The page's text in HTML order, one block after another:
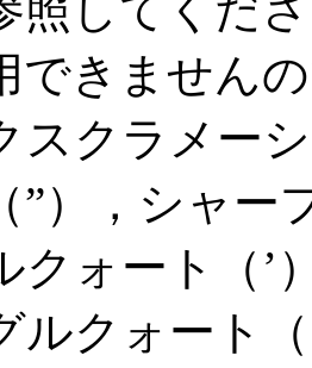
できません
スクラメー
”），シャー
クォート（’
ルクォート